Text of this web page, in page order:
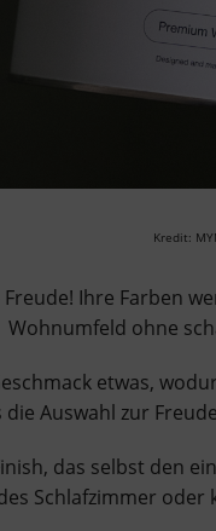
Kredit:
Ihre Farben
Wohnumfeld ohne
etwas,
Auswahl zur
das selbst den
Schlafzimmer